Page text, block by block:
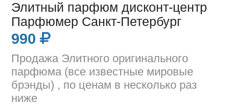
Элитный парфюм дисконт-центр
Парфюмер Санкт-Петербург
990
Продажа Элитного оригинального
парфюма (все известные мировые
брэнды) , по ценам в несколько раз
ниже